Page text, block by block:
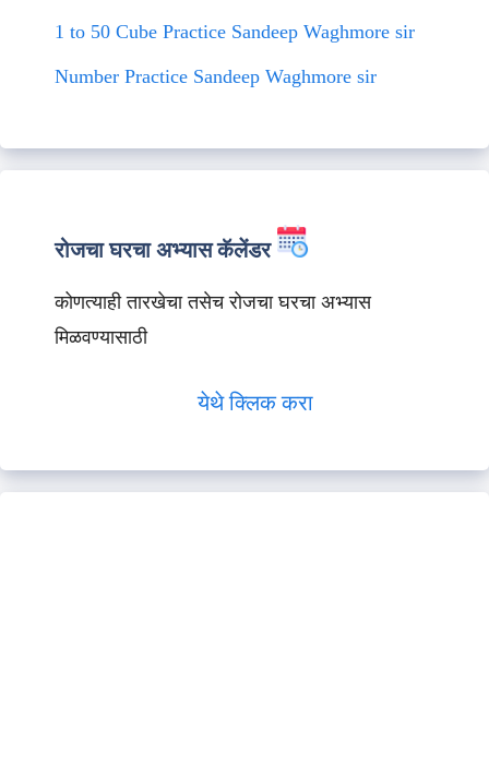
1 to 50 Cube Practice Sandeep Waghmore sir
Number Practice Sandeep Waghmore sir
रोजचा घरचा अभ्यास कॅलेंडर
कोणत्याही तारखेचा तसेच रोजचा घरचा अभ्यास
मिळवण्यासाठी
येथे क्लिक करा